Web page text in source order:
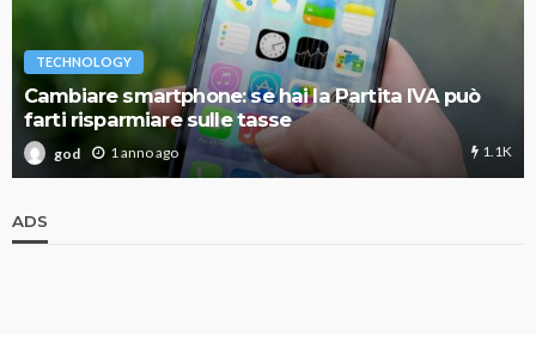
TECHNOLOGY
Cambiare smartphone: se hai la Partita IVA può
farti risparmiare sulle tasse
god 1 anno ago 1.1K
ADS